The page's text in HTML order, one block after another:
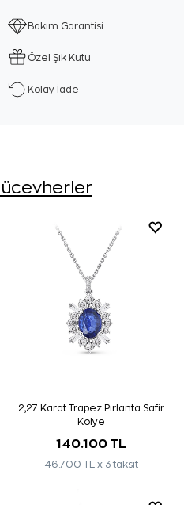
Bakım Garantisi
Özel Şık Kutu
Kolay İade
2,27 Karat Trapez Pırlanta Safir
Kolye
140.100 TL
46.700 TL x 3 taksit